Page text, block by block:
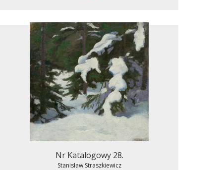
Nr Katalogowy 28.
Stanisław Straszkiewicz